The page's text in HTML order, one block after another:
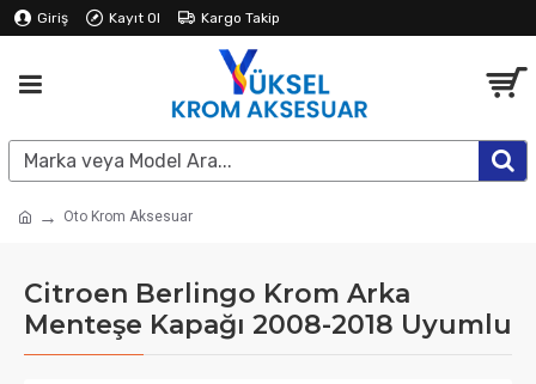
Giriş Kayıt Ol Kargo Takip
Oto Krom Aksesuar
Citroen Berlingo Krom Arka
Menteşe Kapağı 2008-2018 Uyumlu